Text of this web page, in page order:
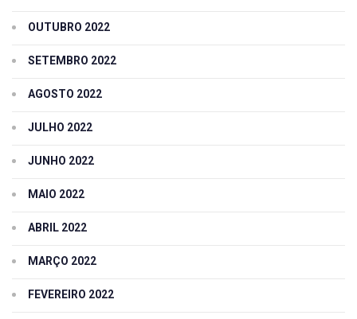
OUTUBRO 2022
SETEMBRO 2022
AGOSTO 2022
JULHO 2022
JUNHO 2022
MAIO 2022
ABRIL 2022
MARÇO 2022
FEVEREIRO 2022